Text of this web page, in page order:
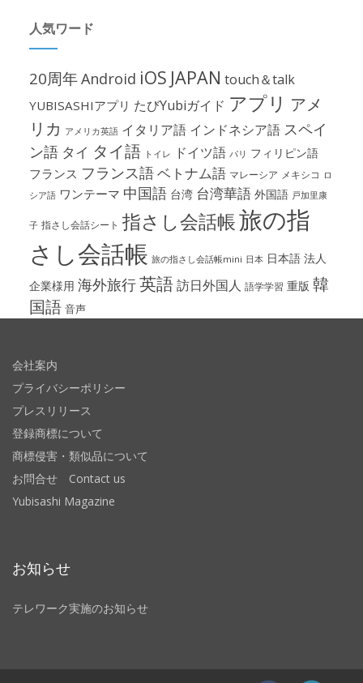
人気ワード
20周年Android iOS JAPAN touch＆talk
YUBISASHIアプリ たびYubiガイド アプリ アメ
リカ アメリカ英語 イタリア語 インドネシア語 スペイ
ン語 タイ タイ語 トイレ ドイツ語 パリ フィリピン語
フランス フランス語ベトナム語 マレーシア メキシコ ロ
シア語 ワンテーマ 中国語 台湾 台湾華語 外国語 戸加里康
子 指さし会話シート 指さし会話帳旅の指
さし会話帳 旅の指さし会話帳mini 日本 日本語 法人
企業様用 海外旅行英語訪日外国人 語学学習 重版 韓
国語 音声
会社案内
プライバシーポリシー
プレスリリース
登録商標について
商標侵害・類似品について
お問合せ Contact us
Yubisashi Magazine
お知らせ
テレワーク実施のお知らせ